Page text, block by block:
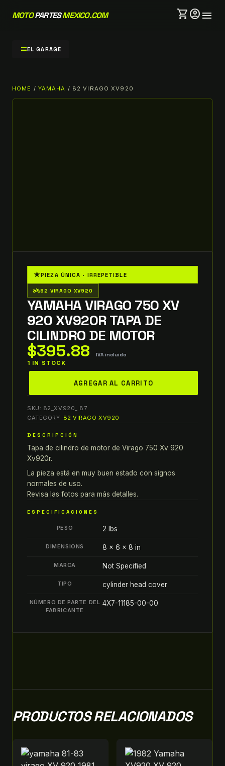
MOTOPARTESMEXICO.COM shopping_cartaccount_circlemenu
menuEL GARAGE
HOME / YAMAHA / 82 VIRAGO XV920
★PIEZA ÚNICA · IRREPETIBLE
two_wheeler82 VIRAGO XV920
YAMAHA VIRAGO 750 XV
920 XV920R TAPA DE
CILINDRO DE MOTOR
$395.88 IVA incluido
1 IN STOCK
XV
xv920r
TAPA
DE
CILINDRO
DE
MOTOR
quantity
AGREGAR AL CARRITO
SKU: 82_XV920_ 87
CATEGORY: 82 VIRAGO XV920
DESCRIPCIÓN
Tapa de cilindro de motor de Virago 750 Xv 920
Xv920r.
La pieza está en muy buen estado con signos
normales de uso.
Revisa las fotos para más detalles.
ESPECIFICACIONES
PESO 2 lbs
DIMENSIONS 8 × 6 × 8 in
MARCA Not Specified
TIPO cylinder head cover
NÚMERO DE PARTE DEL
FABRICANTE
4X7-11185-00-00
PRODUCTOS RELACIONADOS